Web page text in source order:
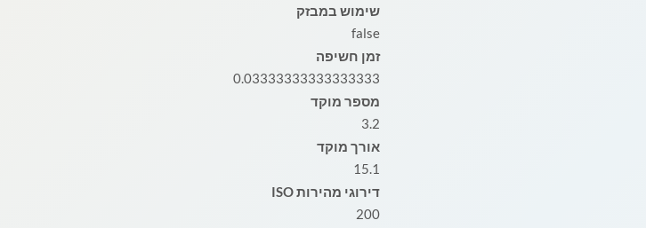
שימוש במבזק
false
זמן חשיפה
0.03333333333333333
מספר מוקד
3.2
אורך מוקד
15.1
דירוגי מהירות ISO
200